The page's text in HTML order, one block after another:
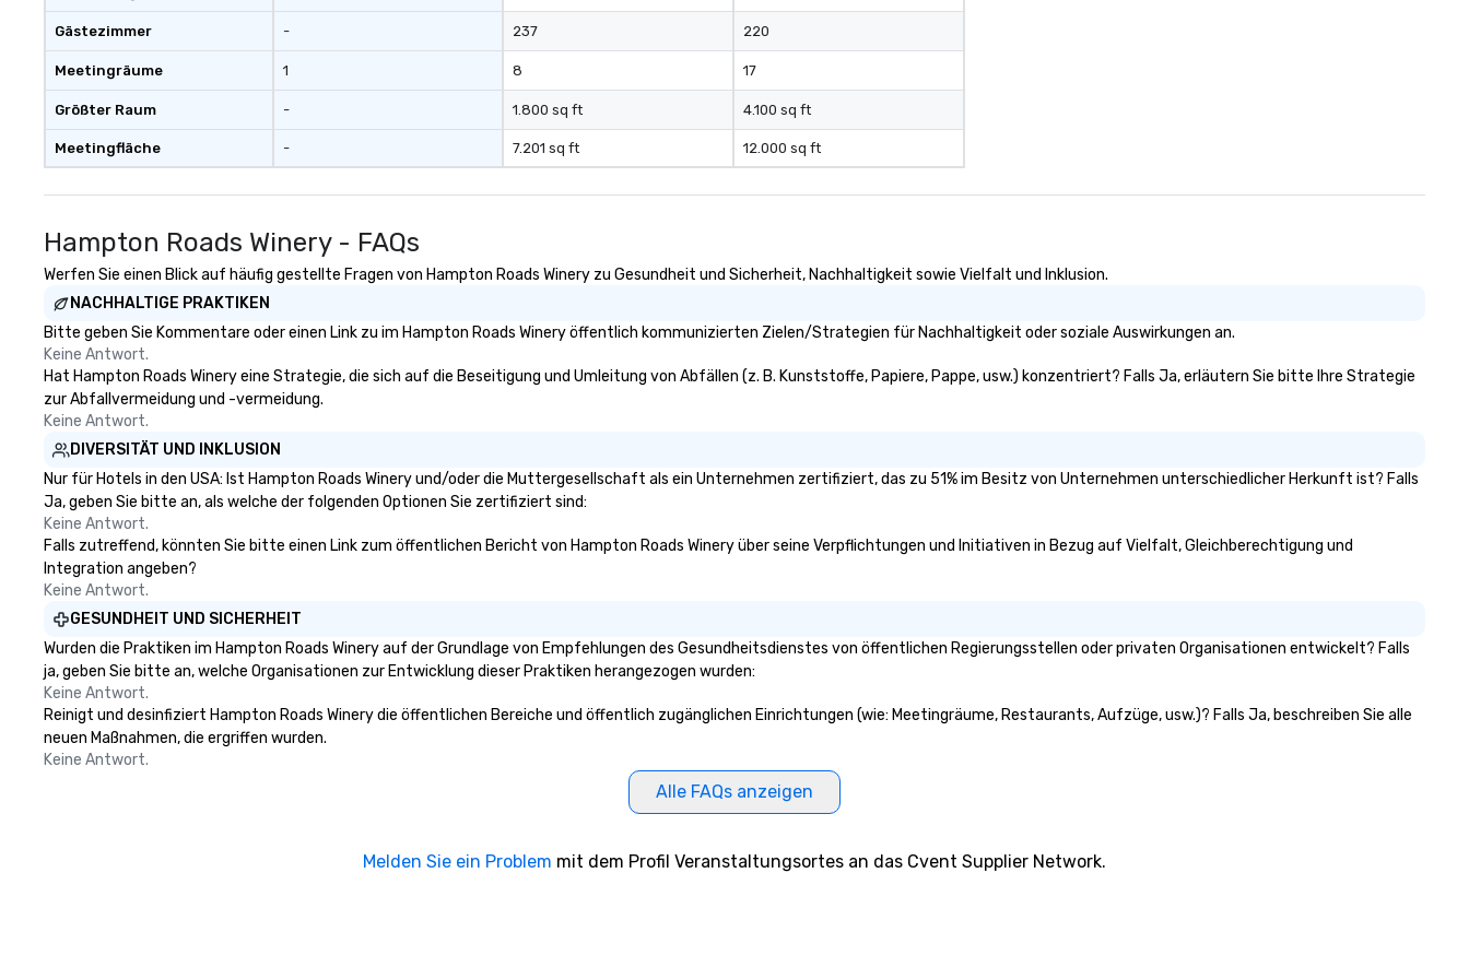
person with tax and gratuities
included. The only thing not
included are drinks. However, a
beverage package upgrade is
available, which provides guests a
signature cocktail at various
stops. Build Your Network Our
ultimate networking
down dinner, you’re lucky to
engage the person to the left and
right of you. Because our tours
restaurants, with walking in
between, there are countless
opportunities to interact with
different people when you sit
down at each venue and as you
traverse along the way. Our
experiences not only provide
more ways to network, but a
more convivial way to do so. Large
Groups Welcome Lip Smacking
Foodie Tours is ideal for groups,
small or large. Our experiences can
accommodate groups from as
few as 1 to as many as 500
guests, making us an ideal choice
for any corporate group event.
Stress-Free Booking Process
Booking a tour is stress-free and
allows you to enjoy the company
Gästezimmer
Meetingräume
Größter Raum
Meetingfläche
-
1
-
-
237
8
1.800 sq ft
7.201 sq ft
220
17
4.100 sq ft
12.000 sq ft
Hampton Roads Winery - FAQs
Werfen Sie einen Blick auf häufig gestellte Fragen von Hampton Roads Winery zu Gesundheit und Sicherheit, Nachhaltigkeit sowie Vielfalt und Inklusion.
NACHHALTIGE PRAKTIKEN
Bitte geben Sie Kommentare oder einen Link zu im Hampton Roads Winery öffentlich kommunizierten Zielen/Strategien für Nachhaltigkeit oder soziale Auswirkungen an.
Keine Antwort.
Hat Hampton Roads Winery eine Strategie, die sich auf die Beseitigung und Umleitung von Abfällen (z. B. Kunststoffe, Papiere, Pappe, usw.) konzentriert? Falls Ja, erläutern Sie bitte Ihre Strategie
zur Abfallvermeidung und -vermeidung.
Keine Antwort.
DIVERSITÄT UND INKLUSION
Nur für Hotels in den USA: Ist Hampton Roads Winery und/oder die Muttergesellschaft als ein Unternehmen zertifiziert, das zu 51% im Besitz von Unternehmen unterschiedlicher Herkunft ist? Falls
Ja, geben Sie bitte an, als welche der folgenden Optionen Sie zertifiziert sind:
Keine Antwort.
Falls zutreffend, könnten Sie bitte einen Link zum öffentlichen Bericht von Hampton Roads Winery über seine Verpflichtungen und Initiativen in Bezug auf Vielfalt, Gleichberechtigung und
Integration angeben?
Keine Antwort.
GESUNDHEIT UND SICHERHEIT
Wurden die Praktiken im Hampton Roads Winery auf der Grundlage von Empfehlungen des Gesundheitsdienstes von öffentlichen Regierungsstellen oder privaten Organisationen entwickelt? Falls
ja, geben Sie bitte an, welche Organisationen zur Entwicklung dieser Praktiken herangezogen wurden:
Keine Antwort.
Reinigt und desinfiziert Hampton Roads Winery die öffentlichen Bereiche und öffentlich zugänglichen Einrichtungen (wie: Meetingräume, Restaurants, Aufzüge, usw.)? Falls Ja, beschreiben Sie alle
neuen Maßnahmen, die ergriffen wurden.
Keine Antwort.
Alle FAQs anzeigen
Melden Sie ein Problem mit dem Profil Veranstaltungsortes an das Cvent Supplier Network.